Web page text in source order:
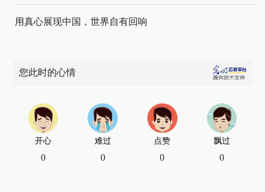
用真心展现中国，世界自有回响
您此时的心情
开心
0
难过
0
点赞
0
飘过
0